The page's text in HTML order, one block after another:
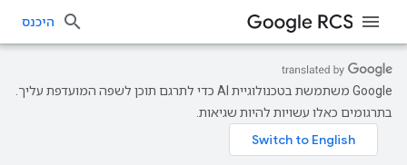
היכנס
‫Google משתמשת בטכנולוגיית AI כדי לתרגם תוכן לשפה המועדפת עליך.
בתרגומים כאלו עשויות להיות שגיאות.